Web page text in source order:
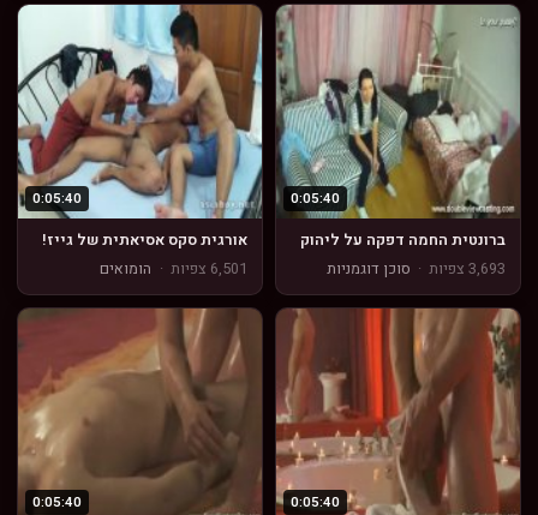
0:05:40
ברונטית החמה דפקה על ליהוק
3,693 צפיות
· סוכן דוגמניות
0:05:40
אורגית סקס אסיאתית של גייז!
6,501 צפיות
· הומואים
0:05:40
0:05:40